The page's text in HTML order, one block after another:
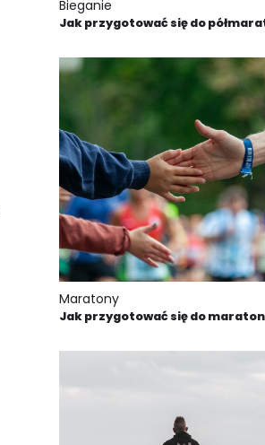
Bieganie
Jak przygotować się do
Maratony
Jak przygotować się do